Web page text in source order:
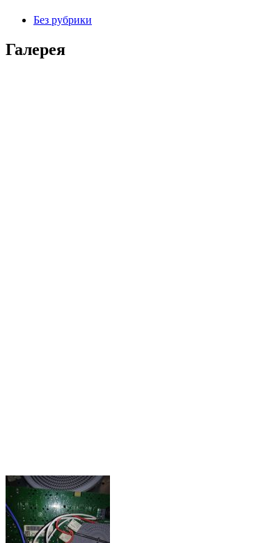
Без рубрики
Галерея